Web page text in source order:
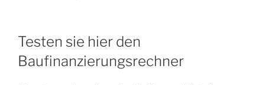
Testen sie hier den
Baufinanzierungsrechner